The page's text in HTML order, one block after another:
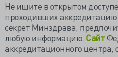
Не ищите в открытом
проходивших аккредитацию
секрет Минздрава,
любую информацию. Сайт
аккредитационного центра,